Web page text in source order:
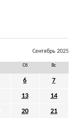
Сентябрь 2025
Сб Вс
6 7
13 14
20 21